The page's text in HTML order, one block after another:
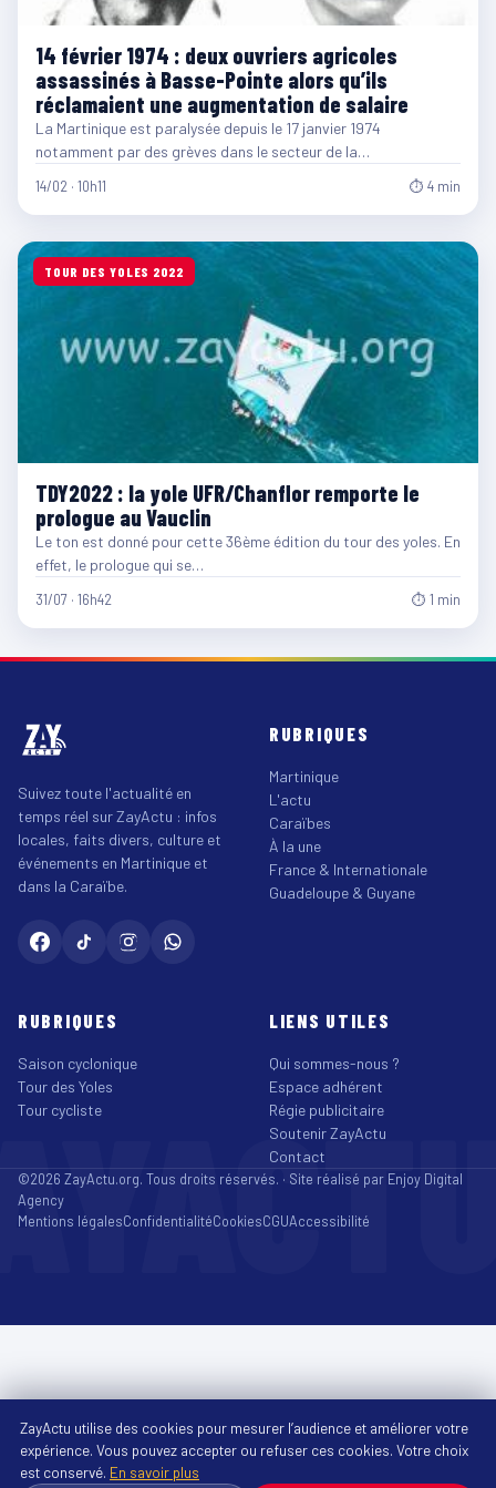
14 février 1974 : deux ouvriers agricoles
assassinés à Basse-Pointe alors qu’ils
réclamaient une augmentation de salaire
La Martinique est paralysée depuis le 17 janvier 1974
notamment par des grèves dans le secteur de la…
14/02 · 10h11 ⏱ 4 min
TOUR DES YOLES 2022
TDY2022 : la yole UFR/Chanflor remporte le
prologue au Vauclin
Le ton est donné pour cette 36ème édition du tour des yoles. En
effet, le prologue qui se…
31/07 · 16h42 ⏱ 1 min
Suivez toute l'actualité en
temps réel sur ZayActu : infos
locales, faits divers, culture et
événements en Martinique et
dans la Caraïbe.
RUBRIQUES
Martinique
L'actu
Caraïbes
À la une
France & Internationale
Guadeloupe & Guyane
RUBRIQUES
Saison cyclonique
Tour des Yoles
Tour cycliste
LIENS UTILES
Qui sommes-nous ?
Espace adhérent
Régie publicitaire
Soutenir ZayActu
Contact
©2026 ZayActu.org. Tous droits réservés. · Site réalisé par Enjoy Digital
Agency
Mentions légalesConfidentialitéCookiesCGUAccessibilité
ZayActu utilise des cookies pour mesurer l’audience et améliorer votre
expérience. Vous pouvez accepter ou refuser ces cookies. Votre choix
est conservé. En savoir plus